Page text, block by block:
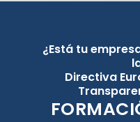
¿Está tu
Directiva